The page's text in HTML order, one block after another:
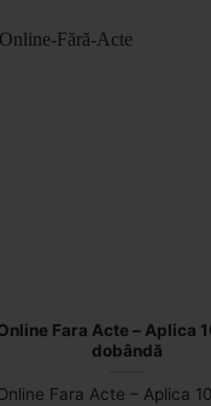
Fara Acte – Aplica
dobândă
Fara Acte – Aplica